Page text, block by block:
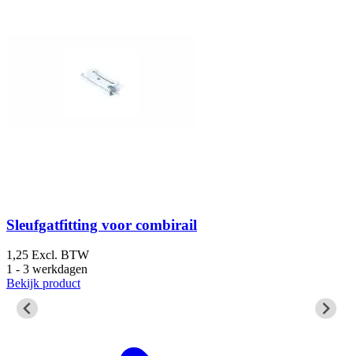
Sleufgatfitting voor combirail
1,25 Excl. BTW
1 - 3 werkdagen
Bekijk product